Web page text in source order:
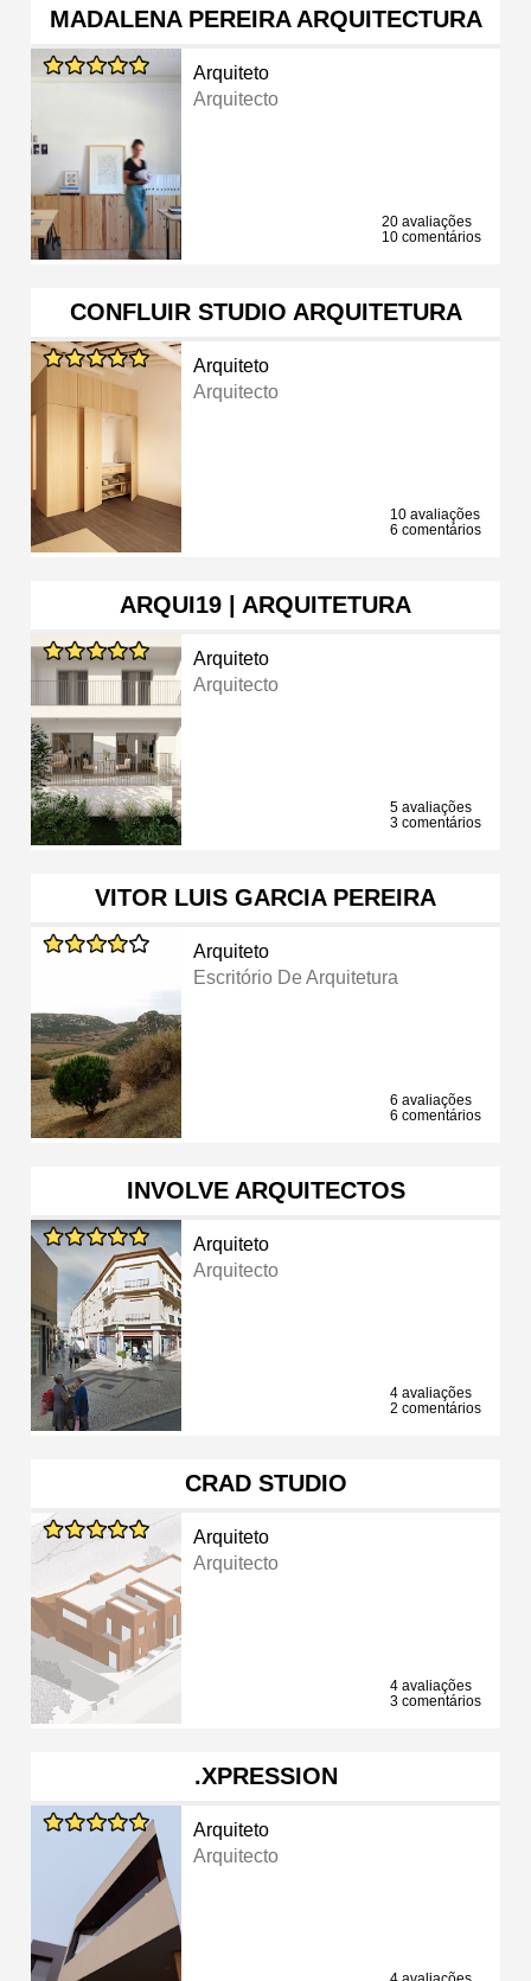
MADALENA PEREIRA ARQUITECTURA
Arquiteto
Arquitecto
20 avaliações
10 comentários
CONFLUIR STUDIO ARQUITETURA
Arquiteto
Arquitecto
10 avaliações
6 comentários
ARQUI19 | ARQUITETURA
Arquiteto
Arquitecto
5 avaliações
3 comentários
VITOR LUIS GARCIA PEREIRA
Arquiteto
Escritório De Arquitetura
6 avaliações
6 comentários
INVOLVE ARQUITECTOS
Arquiteto
Arquitecto
4 avaliações
2 comentários
CRAD STUDIO
Arquiteto
Arquitecto
4 avaliações
3 comentários
.XPRESSION
Arquiteto
Arquitecto